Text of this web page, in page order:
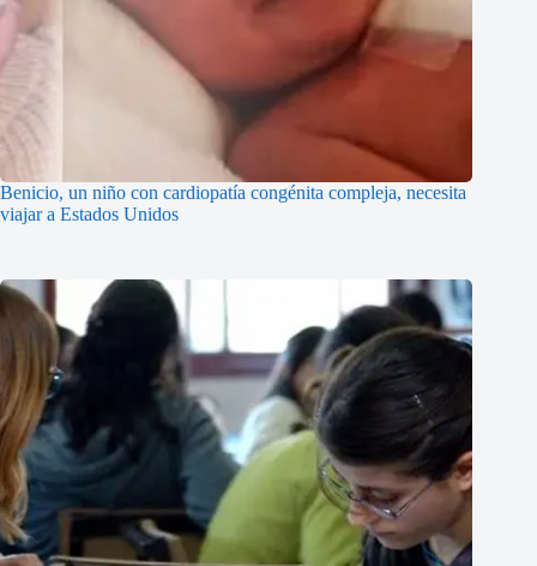
Benicio, un niño con cardiopatía congénita compleja, necesita
viajar a Estados Unidos